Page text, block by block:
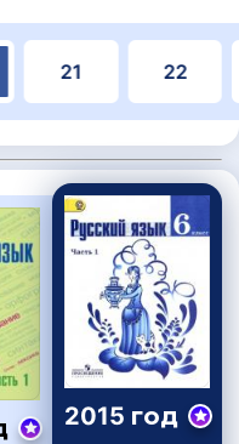
21 22
2015 год